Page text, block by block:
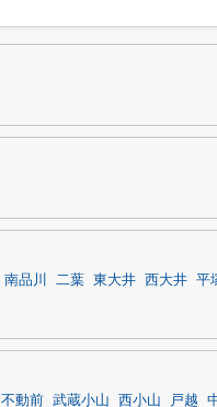
南品川 二葉 東大井 西大井 平
不動前 武蔵小山 西小山 戸越